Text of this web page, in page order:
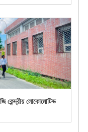
কেন্দ্রীয় লোকোমোটিভ